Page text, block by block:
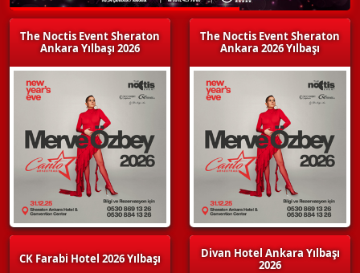
The Noctis Event Sheraton
Ankara Yılbaşı 2026
CK Farabi Hotel 2026 Yılbaşı
The Noctis Event Sheraton
Ankara 2026 Yılbaşı
Divan Hotel Ankara Yılbaşı
2026